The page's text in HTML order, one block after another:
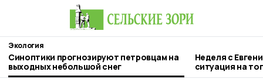
Экология
Синоптики прогнозируют петровцам на
выходных небольшой снег
Неделя с
ситуация на
городе и